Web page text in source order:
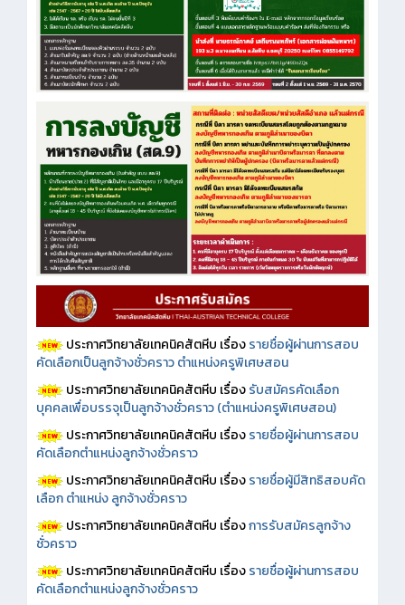
ประกาศวิทยาลัยเทคนิคสัตหีบ เรื่องรายชื่อผู้ผ่านการสอบ
คัดเลือกเป็นลูกจ้างชั่วคราว ตำแหน่งครูพิเศษสอน
ประกาศวิทยาลัยเทคนิคสัตหีบ เรื่องรับสมัครคัดเลือก
บุคคลเพื่อบรรจุเป็นลูกจ้างชั่วคราว (ตำแหน่งครูพิเศษสอน)
ประกาศวิทยาลัยเทคนิคสัตหีบ เรื่องรายชื่อผู้ผ่านการสอบ
คัดเลือกตำแหน่งลูกจ้างชั่วคราว
ประกาศวิทยาลัยเทคนิคสัตหีบ เรื่องรายชื่อผู้มีสิทธิสอบคัด
เลือก ตำแหน่ง ลูกจ้างชั่วคราว
ประกาศวิทยาลัยเทคนิคสัตหีบ เรื่องการรับสมัครลูกจ้าง
ชั่วคราว
ประกาศวิทยาลัยเทคนิคสัตหีบ เรื่องรายชื่อผู้ผ่านการสอบ
คัดเลือกตำแหน่งลูกจ้างชั่วคราว